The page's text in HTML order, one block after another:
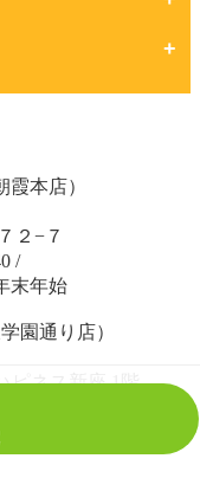
本店）
２−７
/
末年始
園通り店）
ピネス新座 1階
年末年始